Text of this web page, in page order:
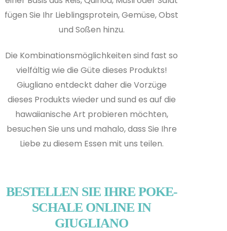
fügen Sie Ihr Lieblingsprotein, Gemüse, Obst
und Soßen hinzu.
Die Kombinationsmöglichkeiten sind fast so
vielfältig wie die Güte dieses Produkts!
Giugliano entdeckt daher die Vorzüge
dieses Produkts wieder und sund es auf die
hawaiianische Art probieren möchten,
besuchen Sie uns und mahalo, dass Sie Ihre
Liebe zu diesem Essen mit uns teilen.
BESTELLEN SIE IHRE POKE-
SCHALE ONLINE IN
GIUGLIANO